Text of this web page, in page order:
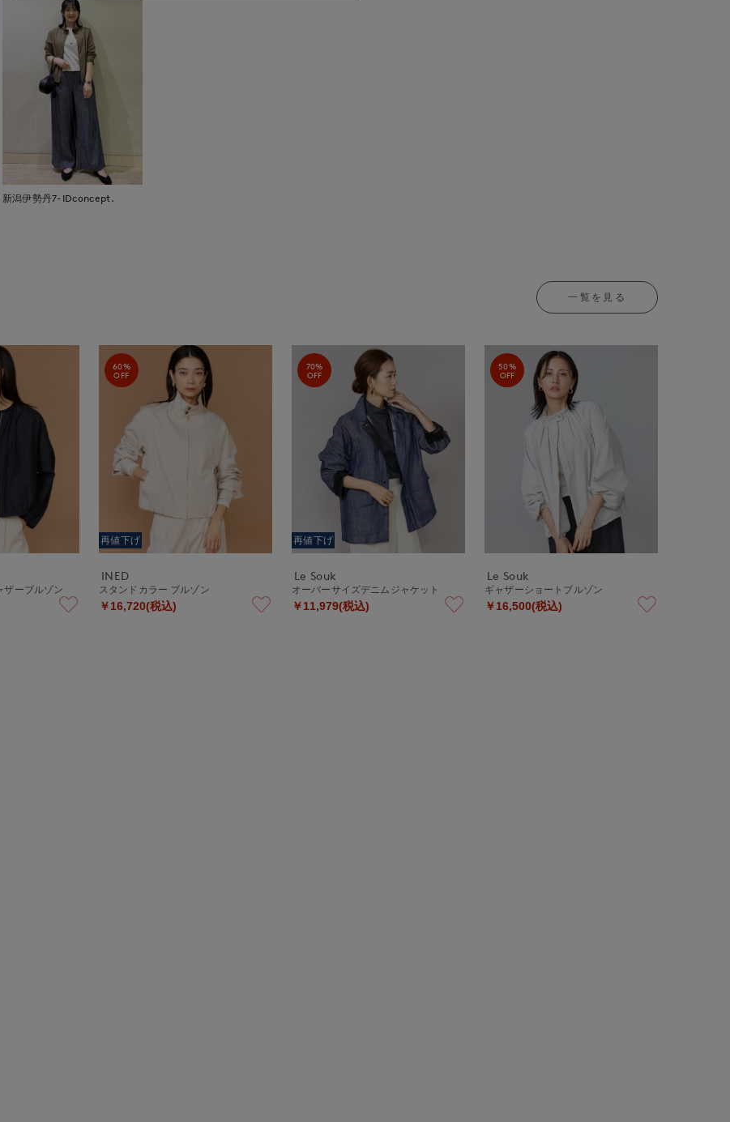
新潟伊勢丹7-IDconcept.
一覧を見る
ザーブルゾン
60%
OFF
再値下げ
INED
スタンドカラー ブルゾン
￥16,720(税込)
70%
OFF
再値下げ
Le Souk
オーバーサイズデニムジャケット
￥11,979(税込)
50%
OFF
Le Souk
ギャザーショートブルゾン
￥16,500(税込)